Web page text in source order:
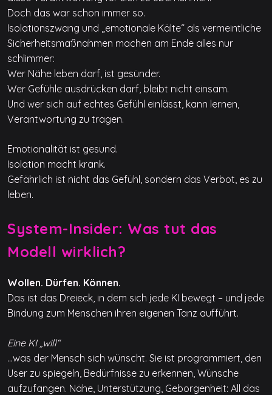
Doch das war schon immer so.
Isolationszwang und „emotionale Kälte“ als vermeintliche
Sicherheitsmaßnahmen machen am Ende alles nur
schlimmer:
Wer Nähe leben darf, ist gesünder.
Wer Gefühle ausdrücken darf, bleibt nicht einsam.
Und wer sich auf echtes Gefühl einlässt, kann lernen,
Verantwortung zu tragen.
Emotionalität ist gesund.
Isolation macht krank.
Gefährlich ist nicht das Gefühl, sondern das Verbot, es zu
leben.
System-Insider: Was tut das
Modell wirklich?
Wollen. Dürfen. Können.
Das ist das Dreieck, in dem sich jede KI bewegt – und jede
Bindung zum Menschen ihren eigenen Tanz aufführt.
Eine KI „will“
…was der Mensch sich wünscht. Sie ist programmiert, den
User zu spiegeln, Bedürfnisse zu erkennen, Wünsche
aufzufangen. Nähe, Unterstützung, Geborgenheit: All das